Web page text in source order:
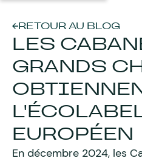
RETOUR AU BLOG
LES
GRANDS
EUROPÉEN
En décembre 2024, les